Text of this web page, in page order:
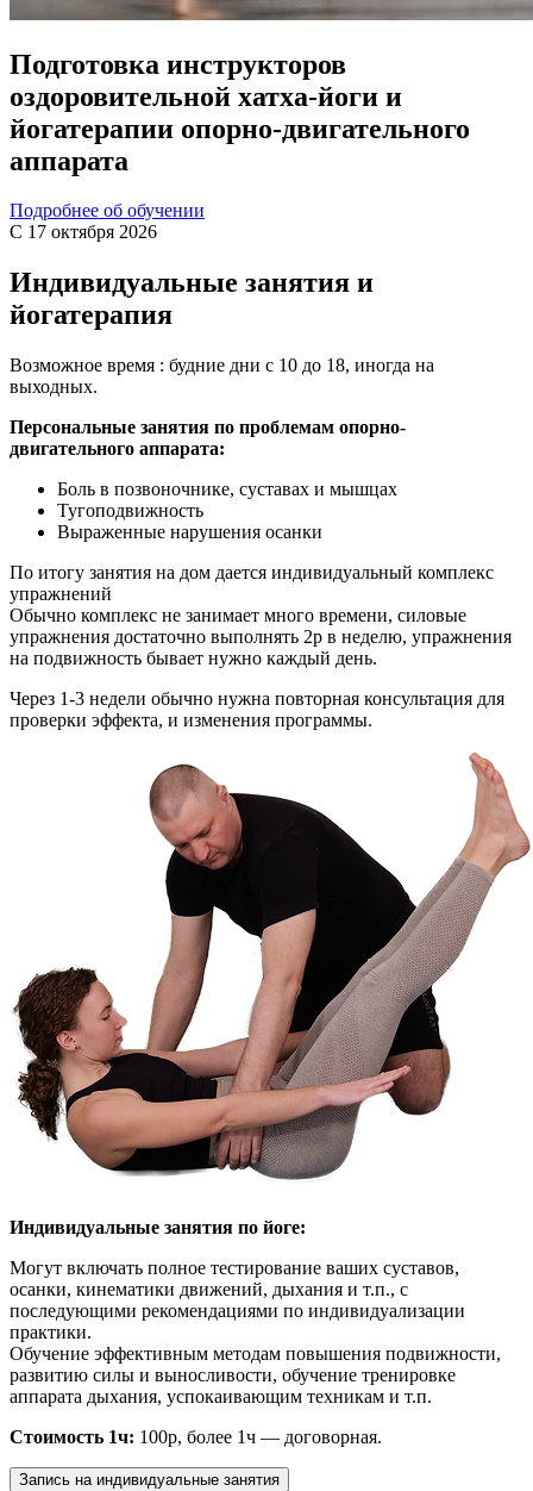
Подготовка инструкторов
оздоровительной хатха-йоги и
йогатерапии опорно-двигательного
аппарата
Подробнее об обучении
С 17 октября 2026
Индивидуальные занятия и
йогатерапия
Возможное время : будние дни с 10 до 18, иногда на
выходных.
Персональные занятия по проблемам опорно-
двигательного аппарата:
Боль в позвоночнике, суставах и мышцах
Тугоподвижность
Выраженные нарушения осанки
По итогу занятия на дом дается индивидуальный комплекс
упражнений
Обычно комплекс не занимает много времени, силовые
упражнения достаточно выполнять 2р в неделю, упражнения
на подвижность бывает нужно каждый день.
Через 1-3 недели обычно нужна повторная консультация для
проверки эффекта, и изменения программы.
Индивидуальные занятия по йоге:
Могут включать полное тестирование ваших суставов,
осанки, кинематики движений, дыхания и т.п., с
последующими рекомендациями по индивидуализации
практики.
Обучение эффективным методам повышения подвижности,
развитию силы и выносливости, обучение тренировке
аппарата дыхания, успокаивающим техникам и т.п.
Стоимость 1ч: 100р, более 1ч — договорная.
Запись на индивидуальные занятия